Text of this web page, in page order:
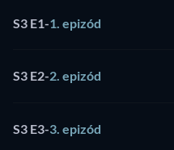
S3 E1-1. epizód
S3 E2-2. epizód
S3 E3-3. epizód